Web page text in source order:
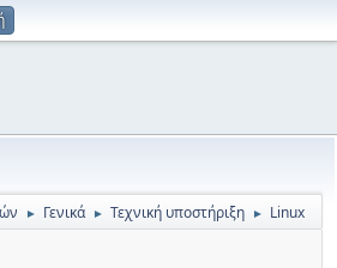
► Γενικά ► Τεχνική υποστήριξη ► Linux